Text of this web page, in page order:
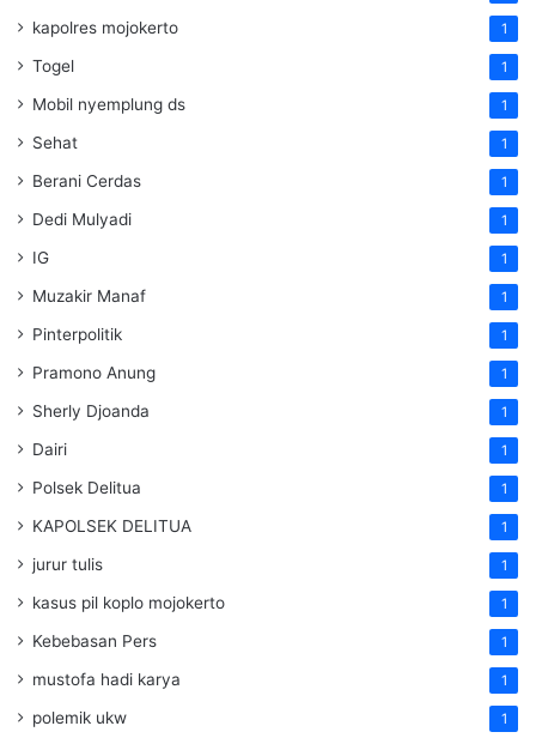
kapolres mojokerto 1
Togel 1
Mobil nyemplung ds 1
Sehat 1
Berani Cerdas 1
Dedi Mulyadi 1
IG 1
Muzakir Manaf 1
Pinterpolitik 1
Pramono Anung 1
Sherly Djoanda 1
Dairi 1
Polsek Delitua 1
KAPOLSEK DELITUA 1
jurur tulis 1
kasus pil koplo mojokerto 1
Kebebasan Pers 1
mustofa hadi karya 1
polemik ukw 1